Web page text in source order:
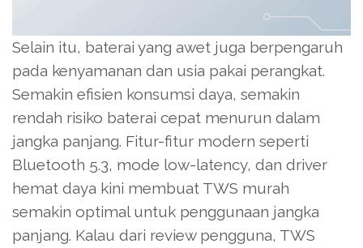
Selain itu, baterai yang awet juga berpengaruh
pada kenyamanan dan usia pakai perangkat.
Semakin efisien konsumsi daya, semakin
rendah risiko baterai cepat menurun dalam
jangka panjang. Fitur-fitur modern seperti
Bluetooth 5.3, mode low-latency, dan driver
hemat daya kini membuat TWS murah
semakin optimal untuk penggunaan jangka
panjang. Kalau dari review pengguna, TWS